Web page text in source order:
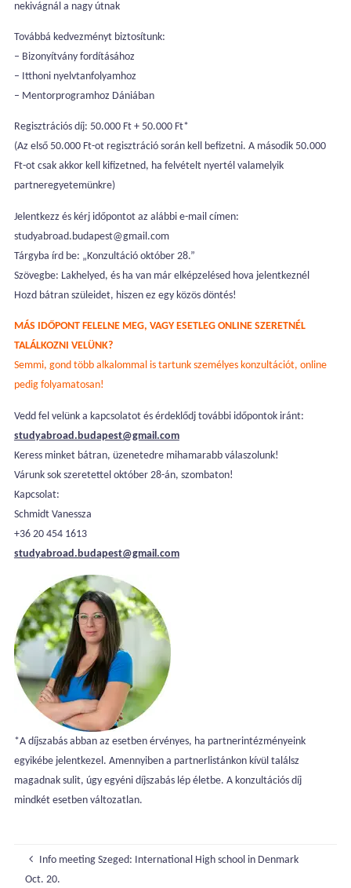
nekivágnál a nagy útnak
Továbbá kedvezményt biztosítunk:
– Bizonyítvány fordításához
– Itthoni nyelvtanfolyamhoz
– Mentorprogramhoz Dániában
Regisztrációs díj: 50.000 Ft + 50.000 Ft*
(Az első 50.000 Ft-ot regisztráció során kell befizetni. A második 50.000
Ft-ot csak akkor kell kifizetned, ha felvételt nyertél valamelyik
partneregyetemünkre)
Jelentkezz és kérj időpontot az alábbi e-mail címen:
studyabroad.budapest@gmail.com
Tárgyba írd be: „Konzultáció október 28.”
Szövegbe: Lakhelyed, és ha van már elképzelésed hova jelentkeznél
Hozd bátran szüleidet, hiszen ez egy közös döntés!
MÁS IDŐPONT FELELNE MEG, VAGY ESETLEG ONLINE SZERETNÉL
TALÁLKOZNI VELÜNK?
Semmi, gond több alkalommal is tartunk személyes konzultációt, online
pedig folyamatosan!
Vedd fel velünk a kapcsolatot és érdeklődj további időpontok iránt:
studyabroad.budapest@gmail.com
Keress minket bátran, üzenetedre mihamarabb válaszolunk!
Várunk sok szeretettel október 28-án, szombaton!
Kapcsolat:
Schmidt Vanessza
+36 20 454 1613
studyabroad.budapest@gmail.com
*A díjszabás abban az esetben érvényes, ha partnerintézményeink
egyikébe jelentkezel. Amennyiben a partnerlistánkon kívül találsz
magadnak sulit, úgy egyéni díjszabás lép életbe. A konzultációs díj
mindkét esetben változatlan.
Info meeting Szeged: International High school in Denmark
Oct. 20.